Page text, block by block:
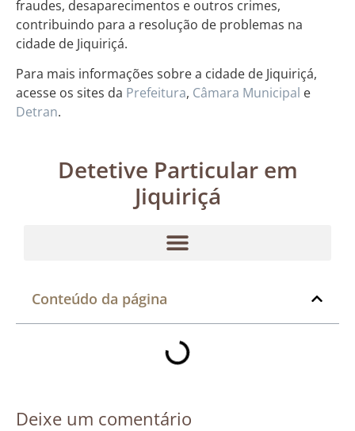
fraudes, desaparecimentos e outros crimes,
contribuindo para a resolução de problemas na
cidade de Jiquiriçá.
Para mais informações sobre a cidade de Jiquiriçá,
acesse os sites da Prefeitura, Câmara Municipal e
Detran.
Detetive Particular em
Jiquiriçá
Conteúdo da página
Deixe um comentário